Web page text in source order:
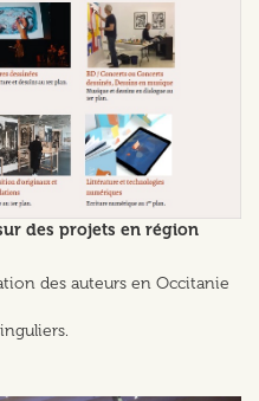
des projets en région
des auteurs en Occitanie